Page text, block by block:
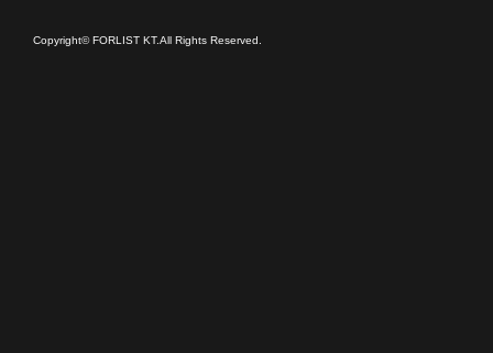
Copyright© FORLIST KT.All Rights Reserved.